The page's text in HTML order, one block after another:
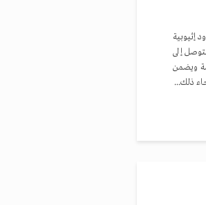
إثيوبية
إلى
ويضمن
ذلك...